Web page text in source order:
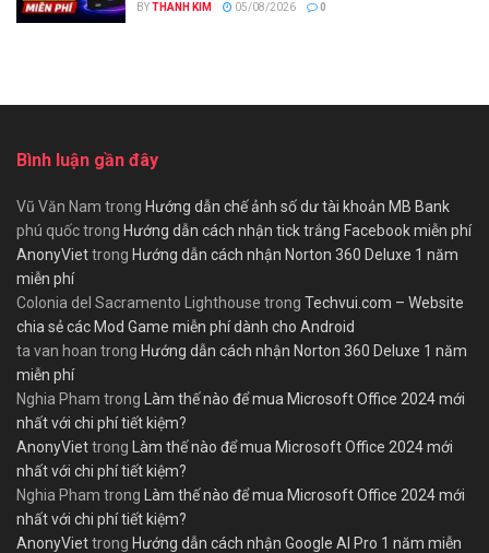
BYTHANH KIM 05/08/2026 0
Bình luận gần đây
Vũ Văn Nam trong Hướng dẫn chế ảnh số dư tài khoản MB Bank
phú quốctrong Hướng dẫn cách nhận tick trắng Facebook miễn phí
AnonyViettrong Hướng dẫn cách nhận Norton 360 Deluxe 1 năm
miễn phí
Colonia del Sacramento Lighthouse trong Techvui.com – Website
chia sẻ các Mod Game miễn phí dành cho Android
ta van hoan trong Hướng dẫn cách nhận Norton 360 Deluxe 1 năm
miễn phí
Nghia Pham trong
Làm thế nào để mua Microsoft Office 2024 mới
nhất với chi phí tiết kiệm?
AnonyViettrong
Làm thế nào để mua Microsoft Office 2024 mới
nhất với chi phí tiết kiệm?
Nghia Pham trong
Làm thế nào để mua Microsoft Office 2024 mới
nhất với chi phí tiết kiệm?
AnonyViettrong Hướng dẫn cách nhận Google AI Pro 1 năm miễn